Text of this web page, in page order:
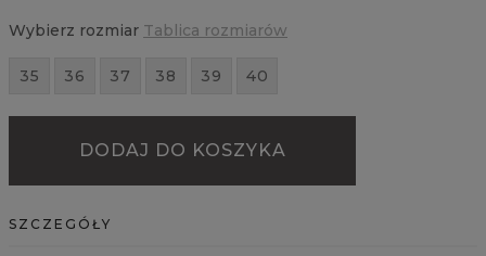
Wybierz rozmiar Tablica rozmiarów
35 36 37 38 39 40
DODAJ DO KOSZYKA
SZCZEGÓŁY